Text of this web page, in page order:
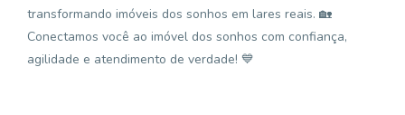
transformando imóveis dos sonhos em lares reais. 🏡
Conectamos você ao imóvel dos sonhos com confiança,
agilidade e atendimento de verdade! 💙